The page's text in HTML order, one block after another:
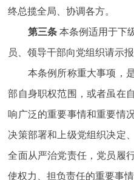
终总揽全局、协调各方。
第三条本条例适用于下
员、领导干部向党组织请示
本条例所称重大事项，是
部自身职权范围，或者虽在
响广泛的重要事情和重要情
决策部署和上级党组织决定
全面从严治党责任，党员履
使权力、担负责任的重要事情